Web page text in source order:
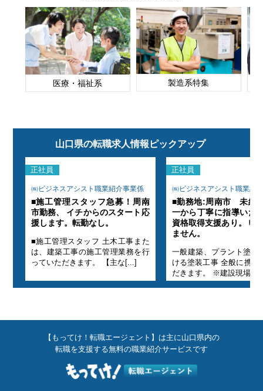
医療・福祉系 製造系特集
山口県の転職求人情報ピックアップ
正社員
㈱ビジネスアシスト職業紹介事業係
■施工管理スタッフ急募！周南
市勤務、 イチからのスタート応
援します。転勤なし。
■施工管理スタッフ 土木工事また
は、建築工事の施工管理業務を行
っていただきます。 【主な[...]
正社員
㈱ビジネスアシスト職業紹
■勤務地:周南市 未経
一から丁寧に指導いた
資格取得支援あり。 転
ません。
一般建築、プラント塗装
ける塗装工事 全般に携わ
だきます。 ※建設現場経
【もってけ！転職エージェント】は主に山口県内の
転職を支援する無料の職業紹介サービスです